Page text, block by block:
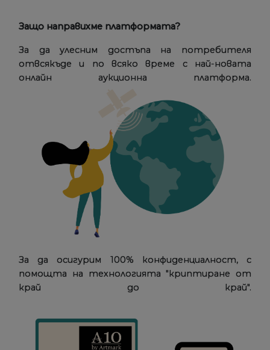
Защо направихме платформата?
За да улесним достъпа на потребителя
отвсякъде и по всяко време с най-новата
онлайн аукционна платформа.
За да осигурим 100% конфиденциалност, с
помощта на технологията "криптиране от
край до край".